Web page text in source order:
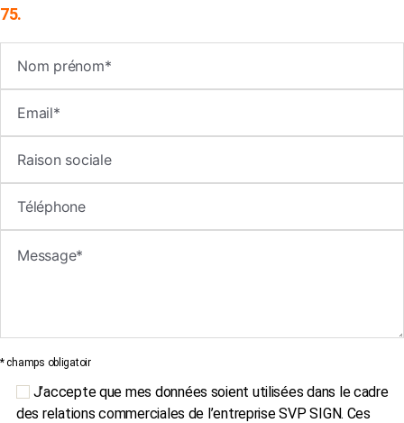
75.
* champs obligatoir
J’accepte que mes données soient utilisées dans le cadre
des relations commerciales de l’entreprise SVP SIGN. Ces